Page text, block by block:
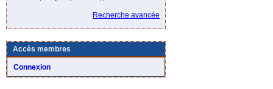
Recherche avancée
Accès membres
Connexion